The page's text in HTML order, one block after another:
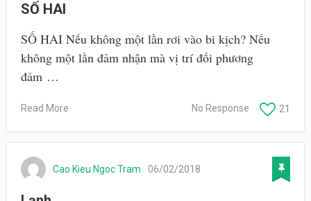
SỐ HAI
SỐ HAI Nếu không một lần rơi vào bi kịch? Nếu
không một lần đảm nhận mà vị trí đối phương
đảm …
Read More 21
No Response
Cao Kieu Ngoc Tram 06/02/2018